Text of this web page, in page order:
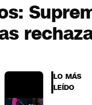
LO MÁS
LEÍDO